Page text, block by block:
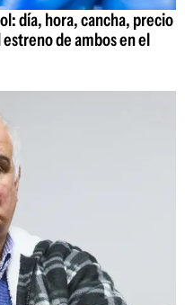
día, hora, cancha, precio
de ambos en el